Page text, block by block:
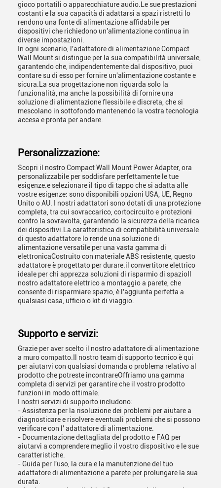
gioco portatili o apparecchiature audio.Le sue prestazioni
costanti e la sua capacità di adattarsi a spazi ristretti lo
rendono una fonte di alimentazione affidabile per
dispositivi che richiedono un'alimentazione continua in
diverse impostazioni.
In ogni scenario, l'adattatore di alimentazione Compact
Wall Mount si distingue per la sua compatibilità universale,
garantendo che, indipendentemente dal dispositivo, puoi
contare su di esso per fornire un'alimentazione costante e
sicura.La sua progettazione non riguarda solo la
funzionalità, ma anche la possibilità di fornire una
soluzione di alimentazione flessibile e discreta, che si
mescolano in sottofondo mantenendo la vostra tecnologia
accesa e pronta per andare.
Personalizzazione:
Scopri il nostro Compact Wall Mount Power Adapter, ora
personalizzabile per soddisfare perfettamente le tue
esigenze.e selezionare il tipo di tappo che si adatta alle
vostre esigenze: sono disponibili opzioni USA, UE, Regno
Unito o AU. I nostri adattatori sono dotati di una protezione
completa, tra cui sovraccarico, cortocircuito e protezioni
contro la sovravolta, garantendo la sicurezza della ricarica
dei dispositivi.La caratteristica di compatibilità universale
di questo adattatore lo rende una soluzione di
alimentazione versatile per una vasta gamma di
elettronicaCostruito con materiale ABS resistente, questo
adattatore è progettato per durare.il convertitore elettrico
ideale per chi apprezza soluzioni di risparmio di spazioIl
nostro adattatore elettrico a montaggio a parete, che
consente di risparmiare spazio, è l'aggiunta perfetta a
qualsiasi casa, ufficio o kit di viaggio.
Supporto e servizi:
Grazie per aver scelto il nostro adattatore di alimentazione
a muro compatto.Il nostro team di supporto tecnico è qui
per aiutarvi con qualsiasi domanda o problema relativo al
prodotto che potreste incontrareOffriamo una gamma
completa di servizi per garantire che il vostro prodotto
funzioni in modo ottimale.
I nostri servizi di supporto includono:
- Assistenza per la risoluzione dei problemi per aiutare a
diagnosticare e risolvere eventuali problemi che si possono
verificare con l' adattatore di alimentazione.
- Documentazione dettagliata del prodotto e FAQ per
aiutarvi a comprendere meglio il vostro dispositivo e le sue
caratteristiche.
- Guida per l'uso, la cura e la manutenzione del tuo
adattatore di alimentazione a parete per prolungare la sua
durata.